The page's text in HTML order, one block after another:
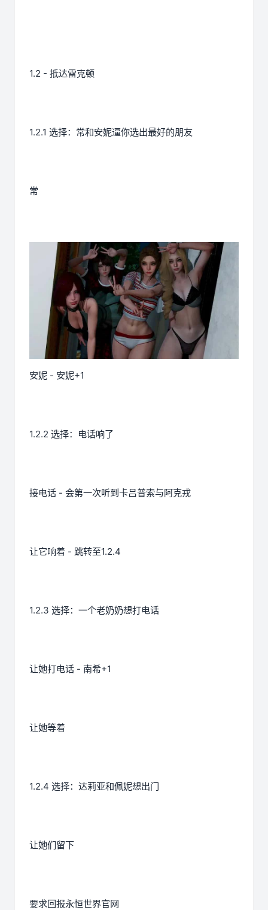
1.2 - 抵达雷克顿
1.2.1 选择：常和安妮逼你选出最好的朋友
常
安妮 - 安妮+1
1.2.2 选择：电话响了
接电话 - 会第一次听到卡吕普索与阿克戎
让它响着 - 跳转至1.2.4
1.2.3 选择：一个老奶奶想打电话
让她打电话 - 南希+1
让她等着
1.2.4 选择：达莉亚和佩妮想出门
让她们留下
要求回报永恒世界官网